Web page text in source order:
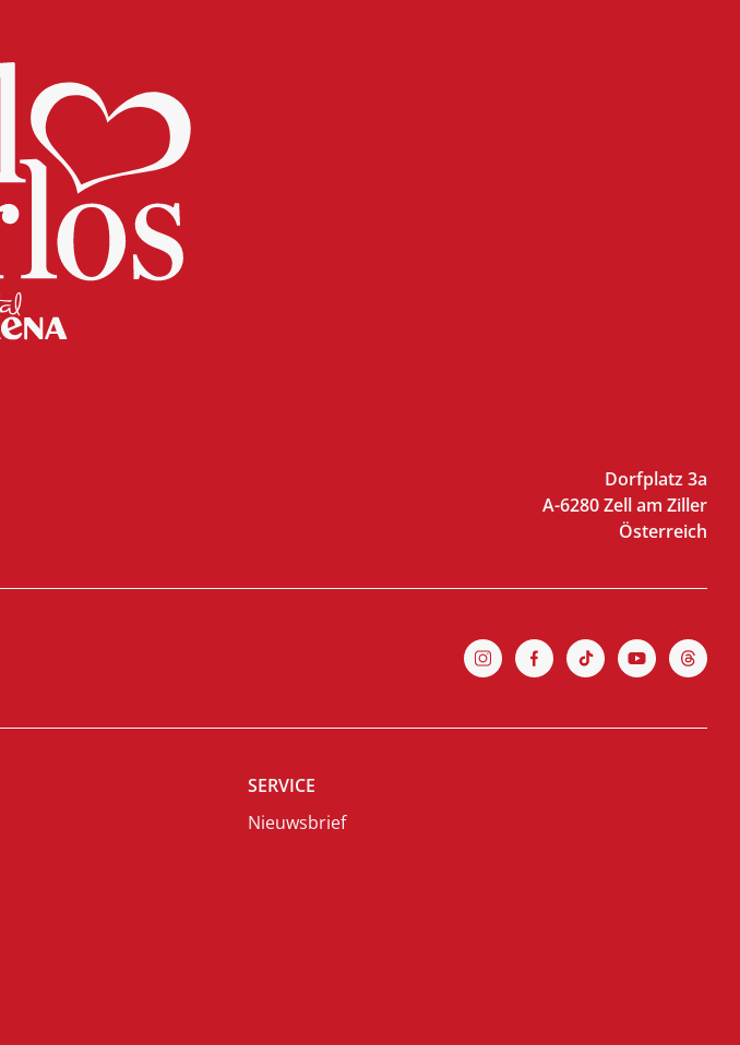
Dorfplatz 3a
A-6280 Zell am Ziller
Österreich
SERVICE
Nieuwsbrief